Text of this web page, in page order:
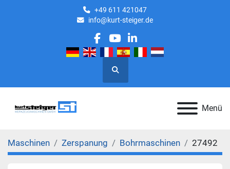
+49 611 421047
info@kurt-steiger.de
facebook
youtube
linkedin
Suche
Menü
Maschinen Zerspanung Bohrmaschinen 27492